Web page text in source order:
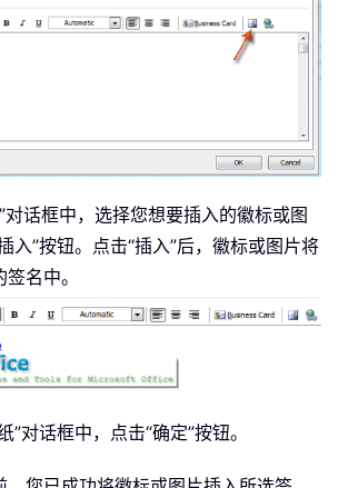
对话框中，选择您想要插入的徽标或图
入”按钮。点击“插入”后，徽标或图片将
名中。
”对话框中，点击“确定”按钮。